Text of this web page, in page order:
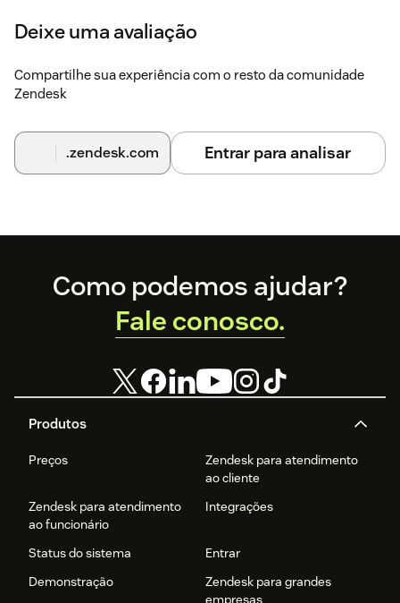
Deixe uma avaliação
Compartilhe sua experiência com o resto da comunidade
Zendesk
.zendesk.com Entrar para analisar
Footer
Produtos
Preços
Zendesk para atendimento
ao cliente
Zendesk para atendimento
ao funcionário
Integrações
Status do sistema
Entrar
Demonstração
Zendesk para grandes
empresas
Como podemos ajudar?
Fale conosco.